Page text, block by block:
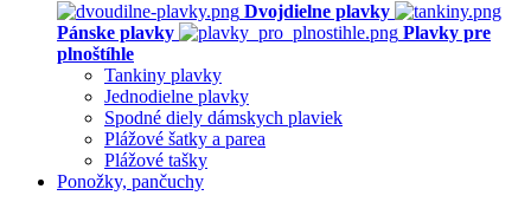
Dvojdielne plavky
Pánske plavky
Plavky pre
plnoštíhle
Tankiny plavky
Jednodielne plavky
Spodné diely dámskych plaviek
Plážové šatky a parea
Plážové tašky
Ponožky, pančuchy